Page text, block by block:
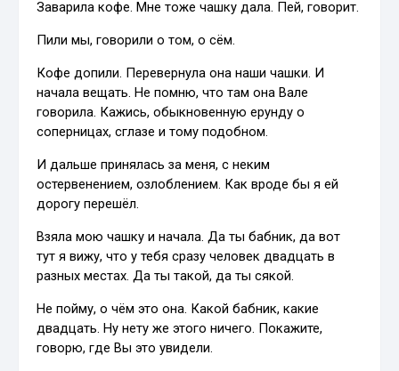
Заварила кофе. Мне тоже чашку дала. Пей, говорит.
Пили мы, говорили о том, о сём.
Кофе допили. Перевернула она наши чашки. И
начала вещать. Не помню, что там она Вале
говорила. Кажись, обыкновенную ерунду о
соперницах, сглазе и тому подобном.
И дальше принялась за меня, с неким
остервенением, озлоблением. Как вроде бы я ей
дорогу перешёл.
Взяла мою чашку и начала. Да ты бабник, да вот
тут я вижу, что у тебя сразу человек двадцать в
разных местах. Да ты такой, да ты сякой.
Не пойму, о чём это она. Какой бабник, какие
двадцать. Ну нету же этого ничего. Покажите,
говорю, где Вы это увидели.